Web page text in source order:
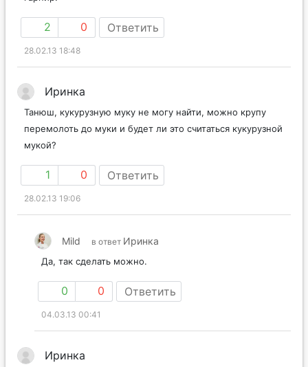
2 0 Ответить
28.02.13 18:48
Иринка
Танюш, кукурузную муку не могу найти, можно крупу
перемолоть до муки и будет ли это считаться кукурузной
мукой?
1 0 Ответить
28.02.13 19:06
Mild в ответ Иринка
Да, так сделать можно.
0 0 Ответить
04.03.13 00:41
Иринка